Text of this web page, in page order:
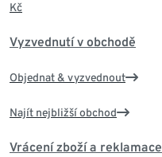
Kč
Vyzvednutí v obchodě
Objednat & vyzvednout
Najít nejbližší obchod
Vrácení zboží a reklamace